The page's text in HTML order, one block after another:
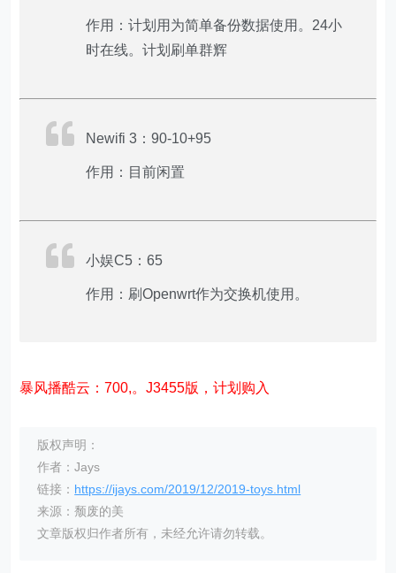
作用：计划用为简单备份数据使用。24小
时在线。计划刷单群辉
Newifi 3：90-10+95
作用：目前闲置
小娱C5：65
作用：刷Openwrt作为交换机使用。
暴风播酷云：700,。J3455版，计划购入
版权声明：
作者：Jays
链接： https://ijays.com/2019/12/2019-toys.html
来源：颓废的美
文章版权归作者所有，未经允许请勿转载。